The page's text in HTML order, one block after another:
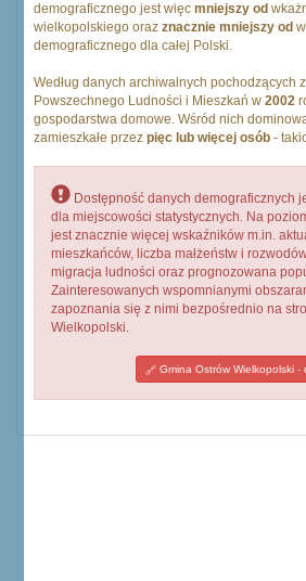
demograficznego jest więc mniejszy od
wielkopolskiego oraz znacznie mniejszy od
demograficznego dla całej Polski.
Według danych archiwalnych pochodzących
Powszechnego Ludności i Mieszkań w 2002
gospodarstwa domowe. Wśród nich
zamieszkałe przez pięc lub więcej osób -
Dostępność danych demograficznych
dla miejscowości statystycznych. Na
jest znacznie więcej wskaźników m.in.
mieszkańców, liczba małżeństw i
migracja ludności oraz prognozowana
Zainteresowanych wspomnianymi
zapoznania się z nimi bezpośrednio na
Wielkopolski.
Gmina Ostrów Wielkopolski -